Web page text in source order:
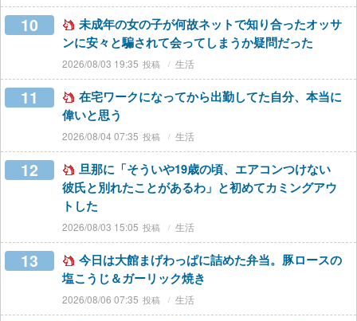
10
未成年の女の子が何故ネットで知り合ったオッサ
ンに安々と騙されて会ってしまうか疑問だった
2026/08/03 19:35 生活
11
在宅ワークになってから出勤してた自分、本当に
偉いと思う
2026/08/04 07:35 生活
12
旦那に「そういや19歳の頃、エアコンつけない
彼氏と別れたことがあるわ」と初めてカミングアウ
トした
2026/08/03 15:05 生活
13
今日は大館まげわっぱに詰めた弁当。豚ロースの
塩こうじ＆ガーリック焼き
2026/08/06 07:35 生活